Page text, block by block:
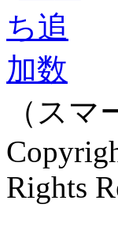
（スマ
Rights